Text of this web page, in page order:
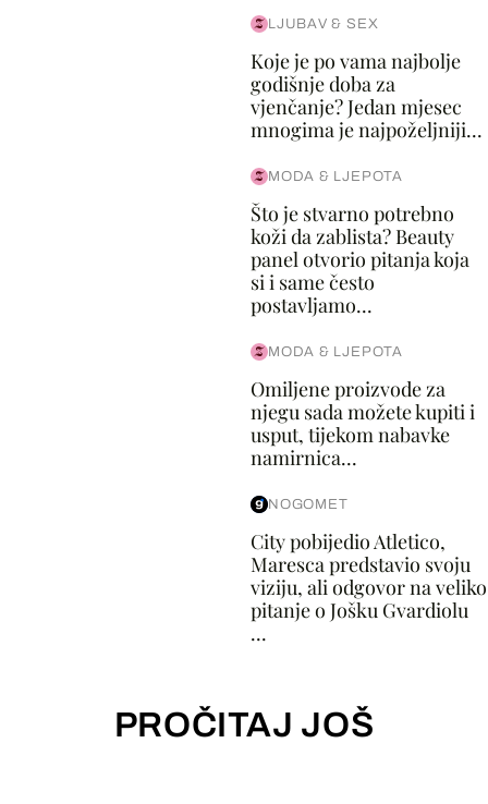
LJUBAV & SEX
Koje je po vama najbolje
godišnje doba za
vjenčanje? Jedan mjesec
mnogima je najpoželjniji...
MODA & LJEPOTA
Što je stvarno potrebno
koži da zablista? Beauty
panel otvorio pitanja koja
si i same često
postavljamo...
MODA & LJEPOTA
Omiljene proizvode za
njegu sada možete kupiti i
usput, tijekom nabavke
namirnica...
NOGOMET
City pobijedio Atletico,
Maresca predstavio svoju
viziju, ali odgovor na veliko
pitanje o Jošku Gvardiolu
...
PROČITAJ JOŠ